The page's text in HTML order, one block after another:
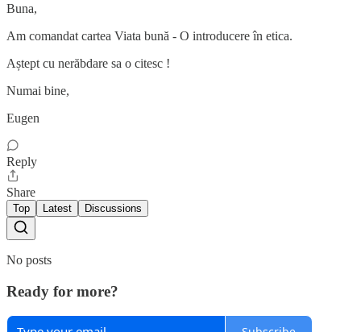
Buna,
Am comandat cartea Viata bună - O introducere în etica.
Aștept cu nerăbdare sa o citesc !
Numai bine,
Eugen
Reply
Share
Top Latest Discussions
No posts
Ready for more?